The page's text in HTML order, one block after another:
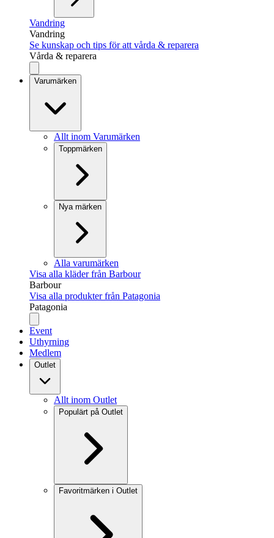
Vandring
Vandring
Se kunskap och tips för att vårda & reparera
Vårda & reparera
Varumärken
Allt inom Varumärken
Toppmärken
Nya märken
Alla varumärken
Visa alla kläder från Barbour
Barbour
Visa alla produkter från Patagonia
Patagonia
Event
Uthyrning
Medlem
Outlet
Allt inom Outlet
Populärt på Outlet
Favoritmärken i Outlet